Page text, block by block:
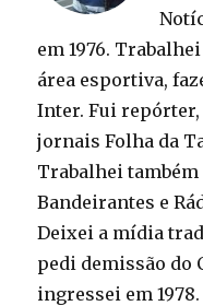
em 1976.
área esportiva,
Inter. Fui
jornais Folha da
Trabalhei também
Bandeirantes e
Deixei a mídia
pedi demissão do
ingressei em